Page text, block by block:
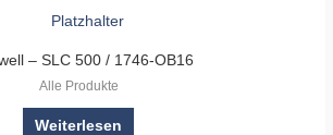
– SLC 500 / 1746-OB16
Alle Produkte
Weiterlesen